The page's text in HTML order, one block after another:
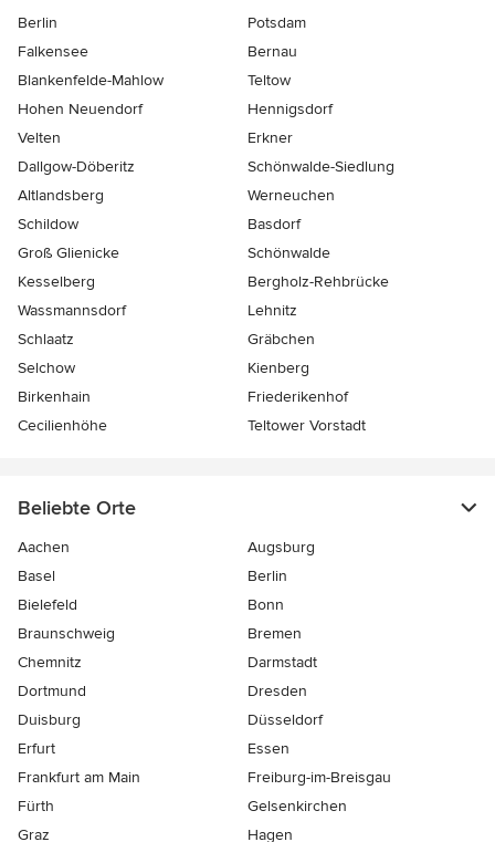
Berlin
Potsdam
Falkensee
Bernau
Blankenfelde-Mahlow
Teltow
Hohen Neuendorf
Hennigsdorf
Velten
Erkner
Dallgow-Döberitz
Schönwalde-Siedlung
Altlandsberg
Werneuchen
Schildow
Basdorf
Groß Glienicke
Schönwalde
Kesselberg
Bergholz-Rehbrücke
Wassmannsdorf
Lehnitz
Schlaatz
Gräbchen
Selchow
Kienberg
Birkenhain
Friederikenhof
Cecilienhöhe
Teltower Vorstadt
Beliebte Orte
Aachen
Augsburg
Basel
Berlin
Bielefeld
Bonn
Braunschweig
Bremen
Chemnitz
Darmstadt
Dortmund
Dresden
Duisburg
Düsseldorf
Erfurt
Essen
Frankfurt am Main
Freiburg-im-Breisgau
Fürth
Gelsenkirchen
Graz
Hagen